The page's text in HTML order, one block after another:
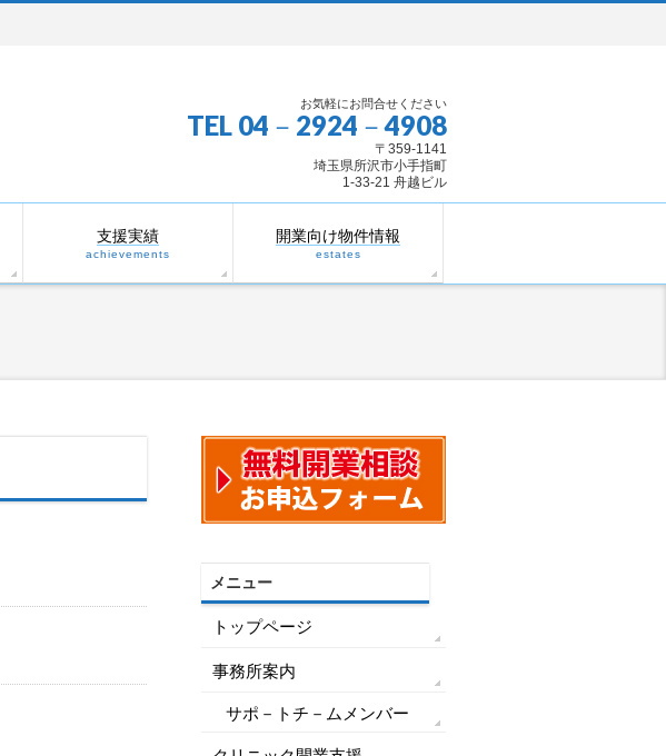
お気軽にお問合せください
TEL 04－2924－4908
〒359-1141
埼玉県所沢市小手指町
1-33-21 舟越ビル
支援実績
achievements
開業向け物件情報
estates
メニュー
トップページ
事務所案内
サポ－トチ－ムメンバー